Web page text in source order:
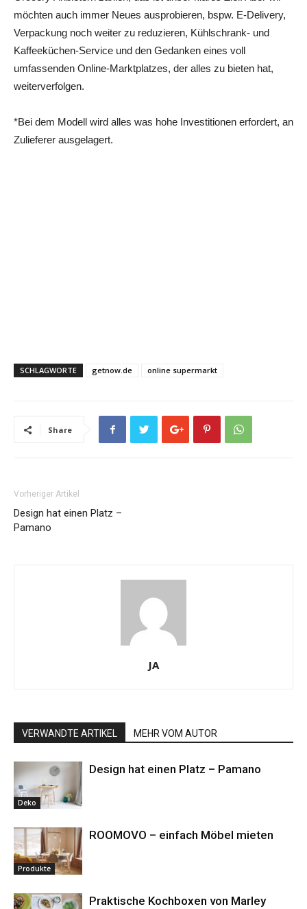
möchten auch immer Neues ausprobieren, bspw. E-Delivery,
Verpackung noch weiter zu reduzieren, Kühlschrank- und
Kaffeeküchen-Service und den Gedanken eines voll
umfassenden Online-Marktplatzes, der alles zu bieten hat,
weiterverfolgen.
*Bei dem Modell wird alles was hohe Investitionen erfordert, an
Zulieferer ausgelagert.
SCHLAGWORTE getnow.de online supermarkt
Share
Vorheriger Artikel
Design hat einen Platz –
Pamano
JA
VERWANDTE ARTIKEL MEHR VOM AUTOR
Deko
Design hat einen Platz – Pamano
Produkte
ROOMOVO – einfach Möbel mieten
Praktische Kochboxen von Marley